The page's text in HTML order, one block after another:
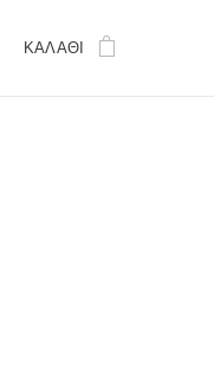
ΚΑΛΆΘΙ